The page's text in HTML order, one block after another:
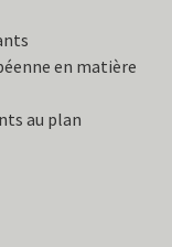
en matière
au plan